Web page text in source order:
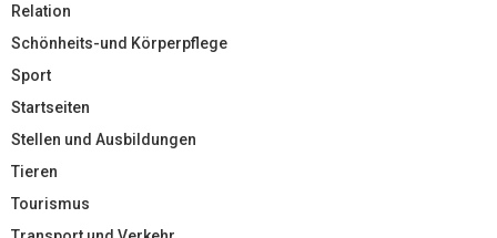
Relation
Schönheits-und Körperpflege
Sport
Startseiten
Stellen und Ausbildungen
Tieren
Tourismus